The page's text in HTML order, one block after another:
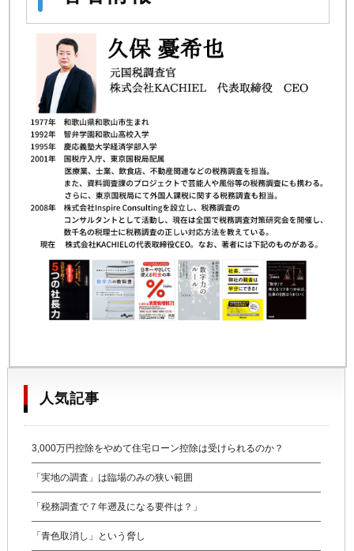
人気記事
3,000万円控除をやめて住宅ローン控除は受けられるのか？
「実地の調査」は臨場のみの狭い範囲
「税務調査で７年遡及になる要件は？」
「青色取消し」という脅し